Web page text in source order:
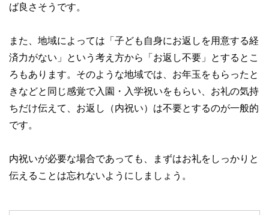
ば良さそうです。
また、地域によっては「子ども自身にお返しを用意する経
済力がない」という考え方から「お返し不要」とするとこ
ろもあります。そのような地域では、お年玉をもらったと
きなどと同じ感覚で入園・入学祝いをもらい、お礼の気持
ちだけ伝えて、お返し（内祝い）は不要とするのが一般的
です。
内祝いが必要な場合であっても、まずはお礼をしっかりと
伝えることは忘れないようにしましょう。